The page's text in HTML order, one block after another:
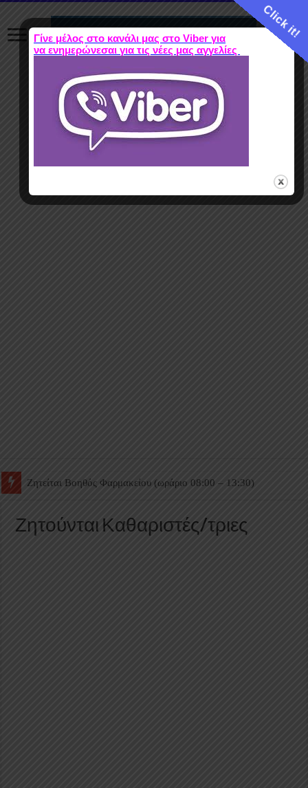
Ζητείται Βοηθός Θαλάμου
Ζητούνται Καθαριστές/τριες
Click it!
Γίνε μέλος στο κανάλι μας στο Viber για
να ενημερώνεσαι για τις νέες μας αγγελίες